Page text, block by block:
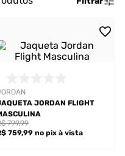
JORDAN FLIGHT
759,99 no pix à vista
799,99